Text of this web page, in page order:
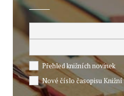
Přehled knižních novinek
Nové číslo časopisu